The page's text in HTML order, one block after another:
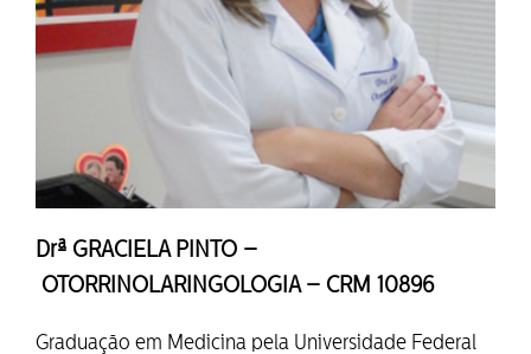
Drª GRACIELA PINTO –
OTORRINOLARINGOLOGIA – CRM 10896
Graduação em Medicina pela Universidade Federal